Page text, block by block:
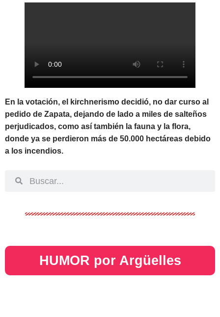
En la votación, el kirchnerismo decidió, no dar curso al
pedido de Zapata, dejando de lado a miles de salteños
perjudicados, como así también la fauna y la flora,
donde ya se perdieron más de 50.000 hectáreas debido
a los incendios.
HUMOR por Argüelles​